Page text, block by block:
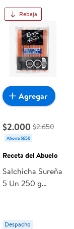
que esta
ti y tu familia.
Rebaja
$2.000 $2.650
Ahorra $650
Receta del Abuelo
Salchicha Sureña
5 Un 250 g
Despacho
Agregar